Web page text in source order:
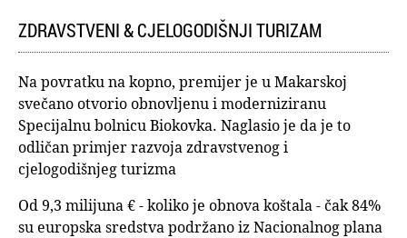
ZDRAVSTVENI & CJELOGODIŠNJI TURIZAM
Na povratku na kopno, premijer je u Makarskoj
svečano otvorio obnovljenu i moderniziranu
Specijalnu bolnicu Biokovka. Naglasio je da je to
odličan primjer razvoja zdravstvenog i
cjelogodišnjeg turizma
Od 9,3 milijuna € - koliko je obnova koštala - čak 84%
su europska sredstva podržano iz Nacionalnog plana